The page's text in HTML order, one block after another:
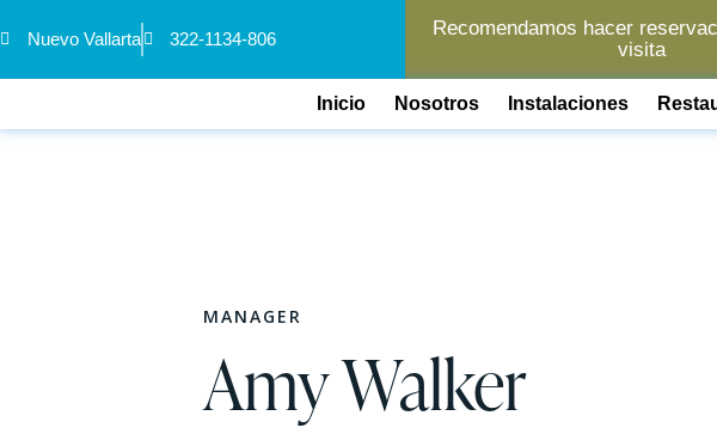
Nuevo Vallarta 322-1134-806
Recomendamos hacer
visita
Inicio Nosotros Instalaciones
MANAGER
Amy Walker